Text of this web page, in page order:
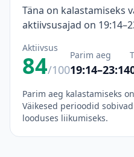
Täna on kalastamiseks
aktiivsusajad on
Aktiivsus
84/100
Parim aeg
19:14–23:14
Parim aeg kalastamiseks
Väikesed perioodid
looduses liikumiseks.